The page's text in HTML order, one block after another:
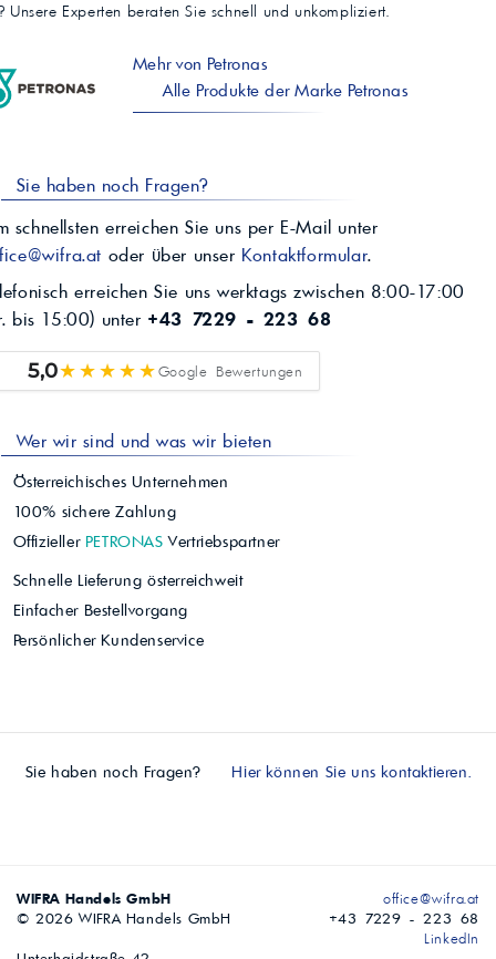
Unsere Experten beraten Sie schnell und unkompliziert.
Mehr von Petronas
Alle Produkte der Marke Petronas
Sie haben noch Fragen?
schnellsten erreichen Sie uns per E-Mail unter
oder über unser Kontaktformular.
erreichen Sie uns werktags zwischen 8:00-17:00
bis 15:00) unter +43 7229 - 223 68
5,0★★★★★Google Bewertungen
Wer wir sind und was wir bieten
Österreichisches Unternehmen
100% sichere Zahlung
Offizieller PETRONAS Vertriebspartner
Schnelle Lieferung österreichweit
Einfacher Bestellvorgang
Persönlicher Kundenservice
Sie haben noch Fragen? Hier können Sie uns kontaktieren.
WIFRA Handels GmbH
© 2026 WIFRA Handels GmbH
office@wifra.at
+43 7229 - 223 68
LinkedIn